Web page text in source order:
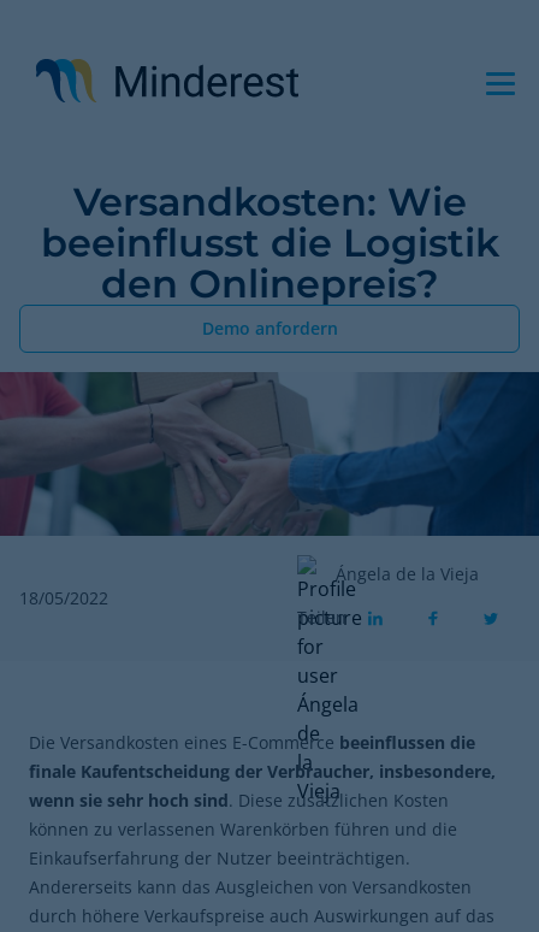
Inhalt
Versandkosten: Wie
beeinflusst die Logistik
den Onlinepreis?
Demo anfordern
18/05/2022
Ángela de la Vieja
Teilen
Die Versandkosten eines E-Commerce beeinflussen die
finale Kaufentscheidung der Verbraucher, insbesondere,
wenn sie sehr hoch sind. Diese zusätzlichen Kosten
können zu verlassenen Warenkörben führen und die
Einkaufserfahrung der Nutzer beeinträchtigen.
Andererseits kann das Ausgleichen von Versandkosten
durch höhere Verkaufspreise auch Auswirkungen auf das